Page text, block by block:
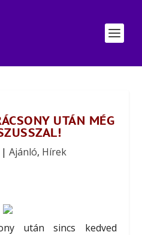
UTÁN MÉG
| Ajánló, Hírek
után sincs kedved